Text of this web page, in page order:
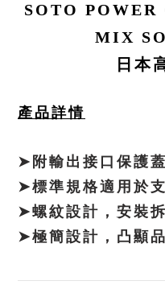
SOTO
MIX
日本
產品詳情
➤附輸出接口保護
➤標準規格適用於
➤螺紋設計，安裝
➤極簡設計，凸顯